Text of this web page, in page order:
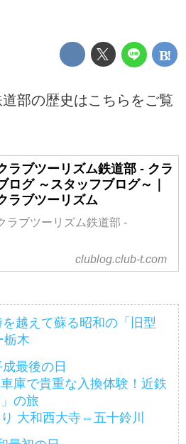
部の歴史はこちらをご覧
ラブツーリズム鉄道部 - クラ
ログ ～スタッフブログ～｜
ラブツーリズム
ラブツーリズム鉄道部 -
clublog.club-t.com
越えて蘇る昭和の「旧型
栃木
最後の日
庫で貴重な入換体験！近鉄
の旅
大和西大寺⇔五十鈴川